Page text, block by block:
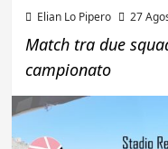
Elian Lo Pipero 27
Match tra due
campionato